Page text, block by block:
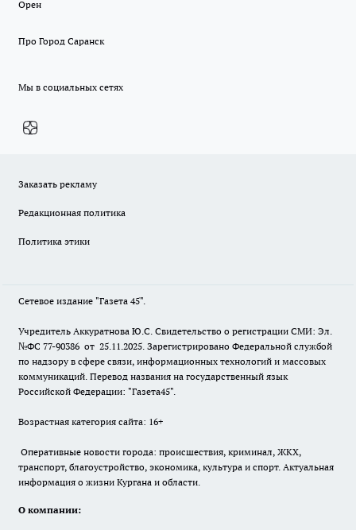
Орен
Про Город Саранск
Мы в социальных сетях
Заказать рекламу
Редакционная политика
Политика этики
Сетевое издание "Газета 45".
Учредитель Аккуратнова Ю.С. Свидетельство о регистрации СМИ: Эл.
№ФС 77-90386 от 25.11.2025. Зарегистрировано Федеральной службой
по надзору в сфере связи, информационных технологий и массовых
коммуникаций. Перевод названия на государственный язык
Российской Федерации: "Газета45".
Возрастная категория сайта: 16+
Оперативные новости города: происшествия, криминал, ЖКХ,
транспорт, благоустройство, экономика, культура и спорт. Актуальная
информация о жизни Кургана и области.
О компании: